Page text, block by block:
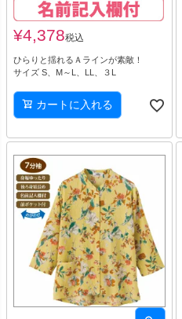
¥4,378税込
ひらりと揺れるＡラインが素敵！
サイズ S、M～L、LL、３L
カートに入れる